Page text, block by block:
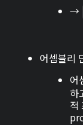
→
어셈블리
어
하
적